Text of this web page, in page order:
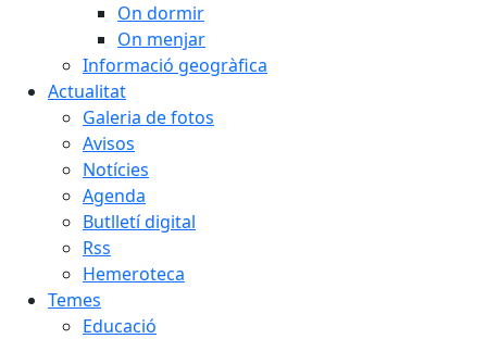
On dormir
On menjar
Informació geogràfica
Actualitat
Galeria de fotos
Avisos
Notícies
Agenda
Butlletí digital
Rss
Hemeroteca
Temes
Educació